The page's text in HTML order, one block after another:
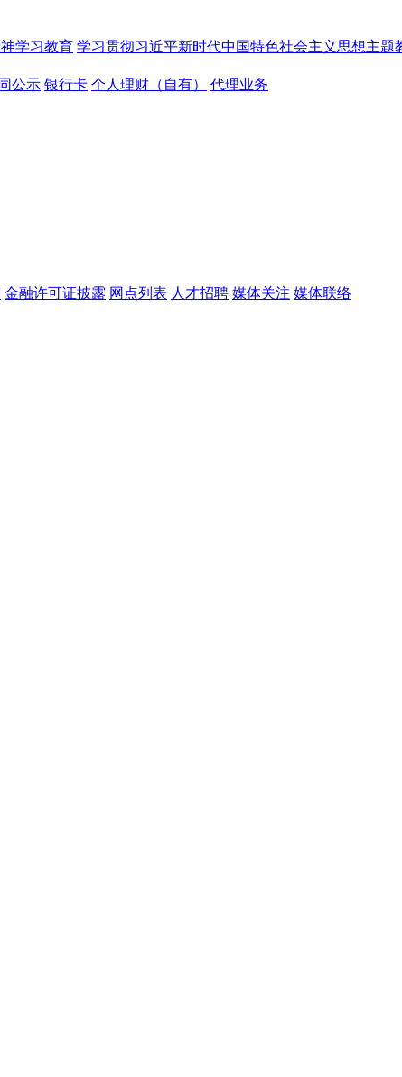
学习教育 学习贯彻习近平新时代中国特色社会主义思想主题
公示 银行卡 个人理财（自有）
代理业务
金融许可证披露 网点列表 人才招聘 媒体关注 媒体联络